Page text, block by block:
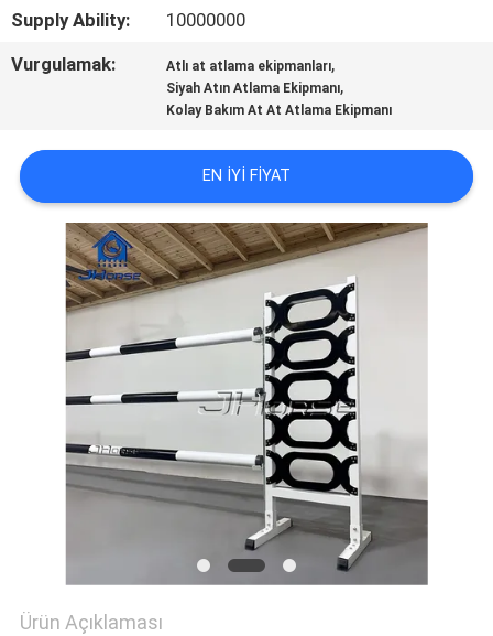
TEKLIF
ISTEĞI
SITEMAP
GIZLILIK
POLITIKASI
Supply Ability:
10000000
Vurgulamak:
Atlı at atlama ekipmanları,
Siyah Atın Atlama Ekipmanı,
Kolay Bakım At At Atlama Ekipmanı
EN IYI FIYAT
Ürün Açıklaması